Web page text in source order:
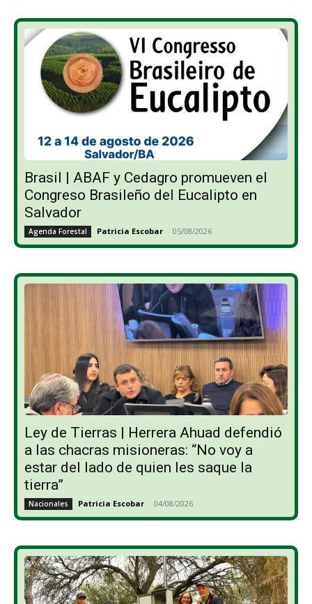
Brasil | ABAF y Cedagro promueven el
Congreso Brasileño del Eucalipto en
Salvador
Agenda Forestal Patricia Escobar - 05/08/2026
Ley de Tierras | Herrera Ahuad defendió
a las chacras misioneras: “No voy a
estar del lado de quien les saque la
tierra”
Nacionales Patricia Escobar - 04/08/2026